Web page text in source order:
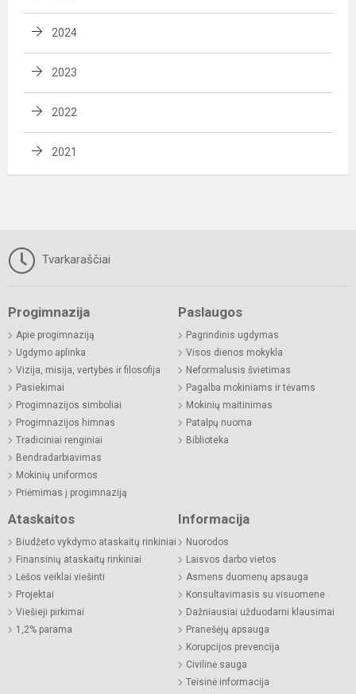
2024
2023
2022
2021
Tvarkaraščiai
Progimnazija
Apie progimnaziją
Ugdymo aplinka
Vizija, misija, vertybės ir filosofija
Pasiekimai
Progimnazijos simboliai
Progimnazijos himnas
Tradiciniai renginiai
Bendradarbiavimas
Mokinių uniformos
Priėmimas į progimnaziją
Paslaugos
Pagrindinis ugdymas
Visos dienos mokykla
Neformalusis švietimas
Pagalba mokiniams ir tėvams
Mokinių maitinimas
Patalpų nuoma
Biblioteka
Ataskaitos
Biudžeto vykdymo ataskaitų rinkiniai
Finansinių ataskaitų rinkiniai
Lėšos veiklai viešinti
Projektai
Viešieji pirkimai
1,2% parama
Informacija
Nuorodos
Laisvos darbo vietos
Asmens duomenų apsauga
Konsultavimasis su visuomene
Dažniausiai užduodami klausimai
Pranešėjų apsauga
Korupcijos prevencija
Civilinė sauga
Teisinė informacija